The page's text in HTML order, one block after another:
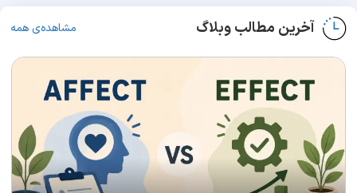
آخرین مطالب وبلاگ مشاهده‌ی همه